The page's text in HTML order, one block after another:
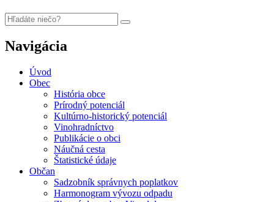
Navigácia
Úvod
Obec
História obce
Prírodný potenciál
Kultúrno-historický potenciál
Vinohradníctvo
Publikácie o obci
Náučná cesta
Štatistické údaje
Občan
Sadzobník správnych poplatkov
Harmonogram vývozu odpadu